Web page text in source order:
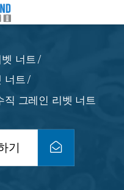
너트 /
너트 /
직 그레인 리벳 너트
기